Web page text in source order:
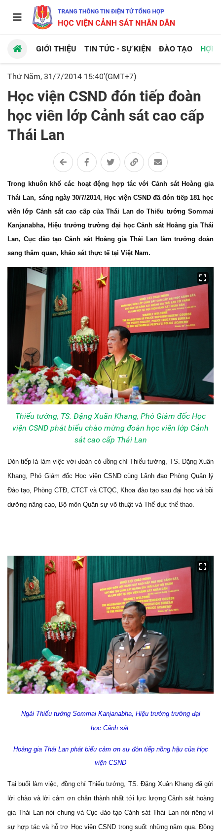
GIỚI THIỆU TIN TỨC - SỰ KIỆN ĐÀO TẠO HỢP
Thứ Năm, 31/7/2014 15:40'(GMT+7)
Học viện CSND đón tiếp đoàn
học viên lớp Cảnh sát cao cấp
Thái Lan
Trong khuôn khổ các hoạt động hợp tác với Cảnh sát Hoàng gia
Thái Lan, sáng ngày 30/7/2014, Học viện CSND đã đón tiếp 181 học
viên lớp Cảnh sát cao cấp của Thái Lan do Thiếu tướngSommai
Kanjanabha, Hiệu trưởng trường đại họcCảnh sát Hoàng gia Thái
Lan, Cục đào tạo Cảnh sát Hoàng gia Thái Lanlàm trưởng đoàn
sang thăm quan, khảo sát thực tế tại Việt Nam.
Thiếu tướng, TS. Đặng Xuân Khang, Phó Giám đốc Học
viện CSND phát biểu chào mừng đoàn học viên lớp Cảnh
sát cao cấp Thái Lan
Đón tiếp là làm việc với đoàn có đồng chí Thiếu tướng, TS. Đặng Xuân
Khang, Phó Giám đốc Học viện CSND cùng Lãnh đạo Phòng Quản lý
Đào tạo, Phòng CTĐ, CTCT và CTQC, Khoa đào tạo sau đại học và bồi
dưỡng nâng cao, Bộ môn Quân sự võ thuật và Thể dục thể thao.
Ngài Thiếu tướng Sommai Kanjanabha, Hiệu trưởng trường đại
học Cảnh sát
Hoàng gia Thái Lanphát biểu cảm ơn sự đón tiếp nồng hậu của Học
viện CSND
Tại buổi làm việc, đồng chí Thiếu tướng, TS. Đặng Xuân Khang đã gửi
lời chào và lời cảm ơn chân thành nhất tới lực lượng Cảnh sát hoàng
gia Thái Lan nói chung và Cục đào tạo Cảnh sát Thái Lan nói riêng vì
sự hợp tác và hỗ trợ Học viện CSND trong suốt những năm qua. Đồng